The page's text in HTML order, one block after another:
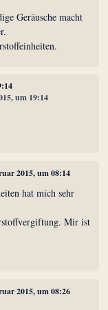
Geräusche macht
um 19:14
2015, um 08:14
hat mich sehr
Mir ist
2015, um 08:26